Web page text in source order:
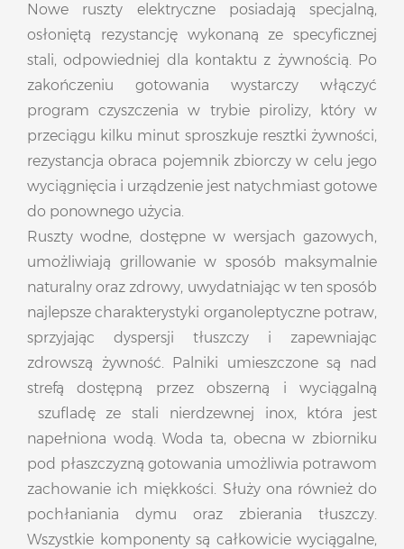
Nowe ruszty elektryczne posiadają specjalną,
osłoniętą rezystancję wykonaną ze specyficznej
stali, odpowiedniej dla kontaktu z żywnością. Po
zakończeniu gotowania wystarczy włączyć
program czyszczenia w trybie pirolizy, który w
przeciągu kilku minut sproszkuje resztki żywności,
rezystancja obraca pojemnik zbiorczy w celu jego
wyciągnięcia i urządzenie jest natychmiast gotowe
do ponownego użycia.
Ruszty wodne, dostępne w wersjach gazowych,
umożliwiają grillowanie w sposób maksymalnie
naturalny oraz zdrowy, uwydatniając w ten sposób
najlepsze charakterystyki organoleptyczne potraw,
sprzyjając dyspersji tłuszczy i zapewniając
zdrowszą żywność. Palniki umieszczone są nad
strefą dostępną przez obszerną i wyciągalną
szufladę ze stali nierdzewnej inox, która jest
napełniona wodą. Woda ta, obecna w zbiorniku
pod płaszczyzną gotowania umożliwia potrawom
zachowanie ich miękkości. Służy ona również do
pochłaniania dymu oraz zbierania tłuszczy.
Wszystkie komponenty są całkowicie wyciągalne,